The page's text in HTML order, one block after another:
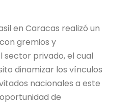
en Caracas realizó un
gremios y
privado, el cual
dinamizar los vínculos
nacionales a este
de